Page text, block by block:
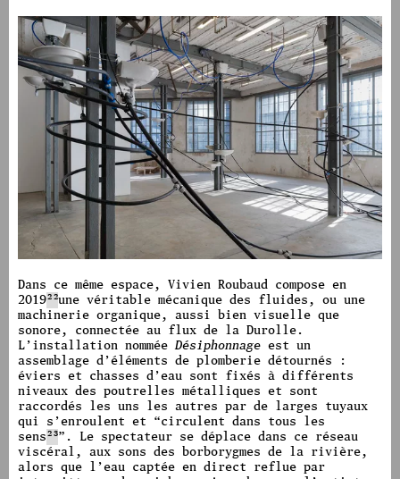
Dans ce même espace, Vivien Roubaud compose en
201922une véritable mécanique des fluides, ou une
machinerie organique, aussi bien visuelle que
sonore, connectée au flux de la Durolle.
L’installation nomméeDésiphonnage est un
assemblage d’éléments de plomberie détournés :
éviers et chasses d’eau sont fixés à différents
niveaux des poutrelles métalliques et sont
raccordés les uns les autres par de larges tuyaux
qui s’enroulent et “circulent dans tous les
sens23”. Le spectateur se déplace dans ce réseau
viscéral, aux sons des borborygmes de la rivière,
alors que l’eau captée en direct reflue par